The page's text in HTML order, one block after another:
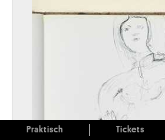
Praktisch Tickets